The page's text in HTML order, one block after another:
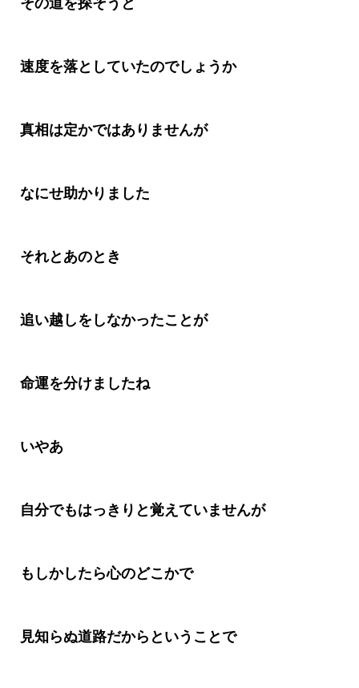
速度を落としていたのでしょうか
真相は定かではありませんが
なにせ助かりました
それとあのとき
追い越しをしなかったことが
命運を分けましたね
いやあ
自分でもはっきりと覚えていませんが
もしかしたら心のどこかで
見知らぬ道路だからということで